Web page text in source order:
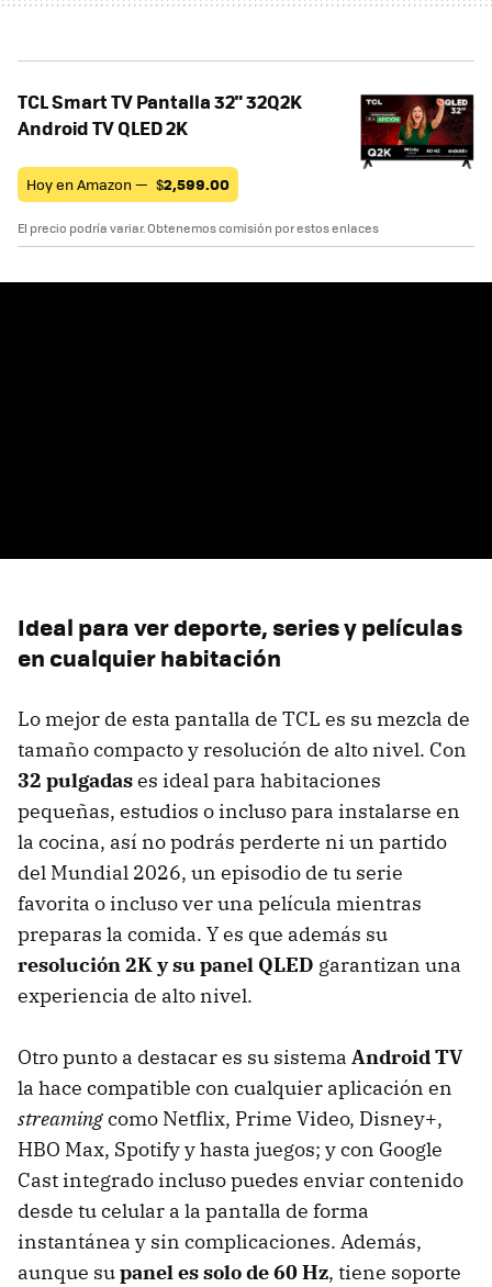
TCL Smart TV Pantalla 32" 32Q2K
Android TV QLED 2K
Hoy en Amazon — $2,599.00
El precio podría variar. Obtenemos comisión por estos enlaces
Ideal para ver deporte, series y películas
en cualquier habitación
Lo mejor de esta pantalla de TCL es su mezcla de
tamaño compacto y resolución de alto nivel. Con
32 pulgadases ideal para habitaciones
pequeñas, estudios o incluso para instalarse en
la cocina, así no podrás perderte ni un partido
del Mundial 2026, un episodio de tu serie
favorita o incluso ver una película mientras
preparas la comida. Y es que además su
resolución 2K y su panel QLED garantizan una
experiencia de alto nivel.
Otro punto a destacar es su sistema Android TV
la hace compatible con cualquier aplicación en
streamingcomo Netflix, Prime Video, Disney+,
HBO Max, Spotify y hasta juegos; y con Google
Cast integrado incluso puedes enviar contenido
desde tu celular a la pantalla de forma
instantánea y sin complicaciones. Además,
aunque supanel es solo de 60 Hz, tiene soporte